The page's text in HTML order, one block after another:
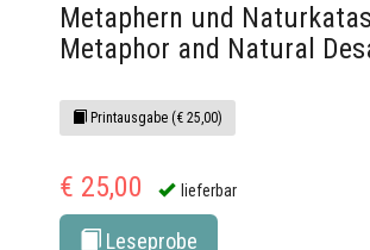
Metaphern und
Metaphor and Natural
Printausgabe (€ 25,00)
€ 25,00 lieferbar
Leseprobe